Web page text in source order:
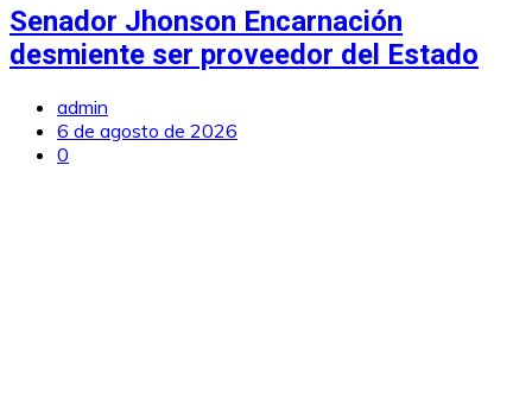
Senador Jhonson Encarnación
desmiente ser proveedor del Estado
admin
6 de agosto de 2026
0